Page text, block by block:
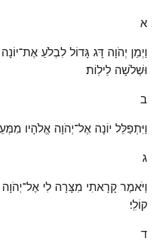
א
וַיְמַן יְהֹוָה דָּג גָּדוֹל לִבְלֹעַ
וּשְׁלֹשָׁה לֵילֽוֹת׃
ב
וַיִּתְפַּלֵּל יוֹנָה אֶל־יְהֹוָה אֱלֹהָיו
ג
וַיֹּאמֶר קָרָאתִי מִצָּרָה לִי
קוֹלִֽי׃
ד